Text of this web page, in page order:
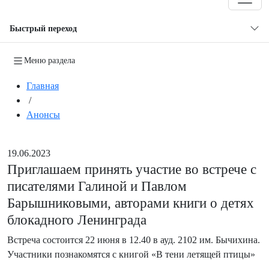
Быстрый переход
Меню раздела
Главная
/
Анонсы
19.06.2023
Приглашаем принять участие во встрече с
писателями Галиной и Павлом
Барышниковыми, авторами книги о детях
блокадного Ленинграда
Встреча состоится 22 июня в 12.40 в ауд. 2102 им. Бычихина.
Участники познакомятся с книгой «В тени летящей птицы»